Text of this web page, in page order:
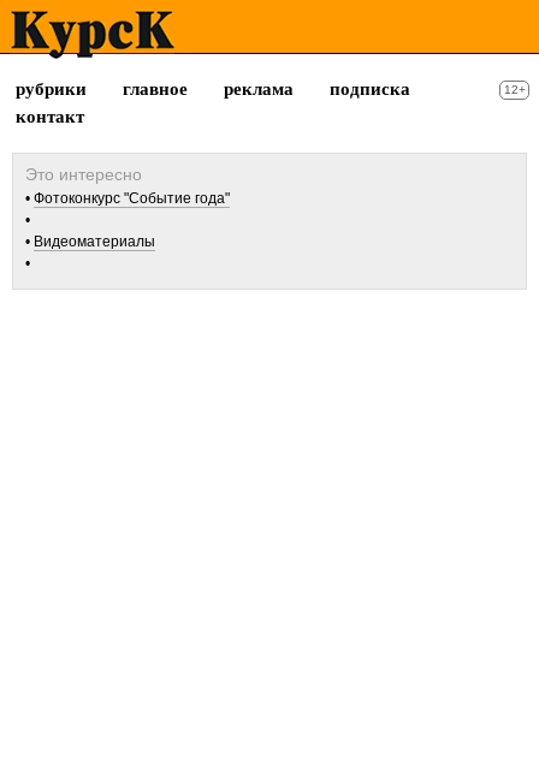
рубрики главное реклама
подписка
контакт
12+
Фотоконкурс "Событие года"
Видеоматериалы